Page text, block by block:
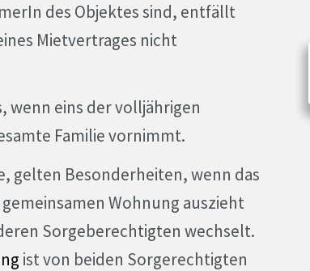
des Objektes sind, entfällt
Mietvertrages nicht
wenn eins der volljährigen
Familie vornimmt.
gelten Besonderheiten, wenn das
Wohnung auszieht
Sorgeberechtigten wechselt.
ist von beiden Sorgerechtigten